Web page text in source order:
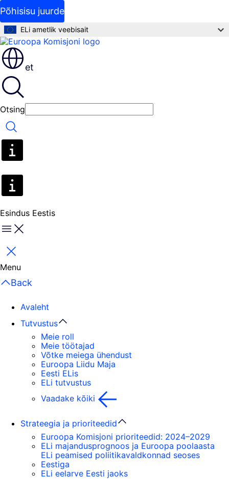
Põhisisu juurde
ELi ametlik veebisait
et
Otsing
Otsing
Esindus Eestis
Menu
Sulge
Menu
Back
Avaleht
Tutvustus
Meie roll
Meie töötajad
Võtke meiega ühendust
Euroopa Liidu Maja
Eesti ELis
ELi tutvustus
Vaadake kõiki
Strateegia ja prioriteedid
Euroopa Komisjoni prioriteedid: 2024–2029
ELi majandusprognoos ja Euroopa poolaasta
ELi peamised poliitikavaldkonnad seoses
Eestiga
ELi eelarve Eesti jaoks